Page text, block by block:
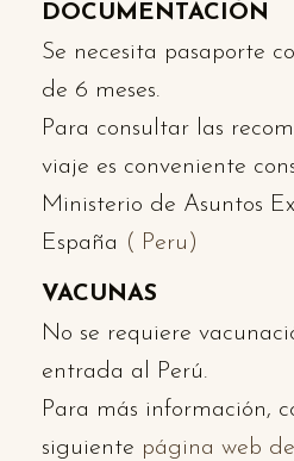
DOCUMENTACIÓN
Se necesita pasaporte
de 6 meses.
Para consultar las
viaje es conveniente
Ministerio de Asuntos
España ( Peru)
VACUNAS
No se requiere
entrada al Perú.
Para más información,
siguiente página web